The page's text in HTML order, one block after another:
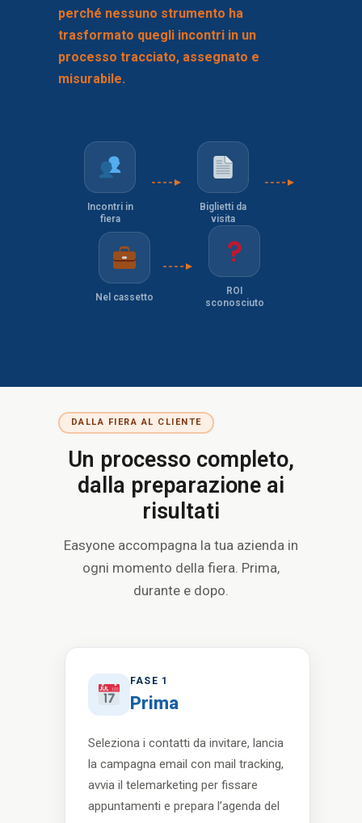
perché nessuno strumento ha
trasformato quegli incontri in un
processo tracciato, assegnato e
misurabile.
Incontri in
fiera
Biglietti da
visita
Nel cassetto
ROI
sconosciuto
DALLA FIERA AL CLIENTE
Un processo completo,
dalla preparazione ai
risultati
Easyone accompagna la tua azienda in
ogni momento della fiera. Prima,
durante e dopo.
FASE 1
Prima
Seleziona i contatti da invitare, lancia
la campagna email con mail tracking,
avvia il telemarketing per fissare
appuntamenti e prepara l’agenda del